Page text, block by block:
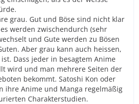
grau. Gut und Böse sind nicht klar
werden zwischendurch (sehr
und Gute werden zu Bösen
Aber grau kann auch heissen,
Dass jeder in besagtem Anime
wird und man mehrere Seiten der
bekommt. Satoshi Kon oder
ihre Anime und Manga regelmäßig
Charakterstudien.